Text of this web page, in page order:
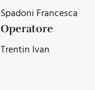
Spadoni Francesca
Operatore
Trentin Ivan